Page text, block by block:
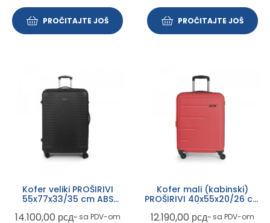
PROČITAJTE JOŠ PROČITAJTE JOŠ
Kofer veliki PROŠIRIVI
55x77x33/35 cm ABS
XP Gabol siva
14.100,00 рсд~ sa PDV-om
Kofer mali (kabinski)
PROŠIRIVI 40x55x20/26 cm
Future Gabol crvena
12.190,00 рсд~ sa PDV-om